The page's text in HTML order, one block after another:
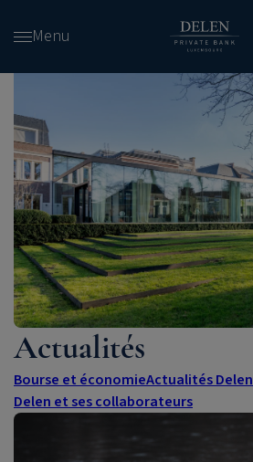
contenu
Menu
Actualités
Bourse et économieActualités Delen
Delen et ses collaborateurs